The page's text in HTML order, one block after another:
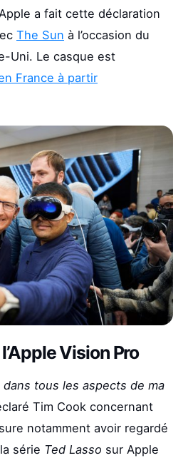
a fait cette déclaration
The Sun à l’occasion du
Uni. Le casque est
France à partir
Vision Pro
dans tous les aspects de ma
Tim Cook concernant
notamment avoir regardé
série Ted Lasso sur Apple